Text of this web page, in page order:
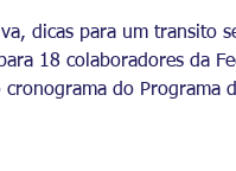
dicas para um transito
18 colaboradores da
do Programa